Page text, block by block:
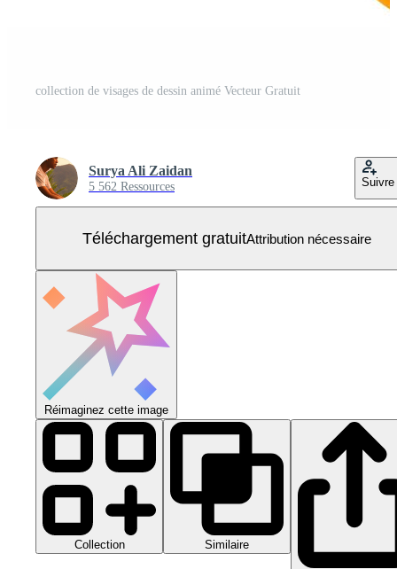
collection de visages de dessin animé Vecteur Gratuit
Surya Ali Zaidan
5 562 Ressources Suivre
Téléchargement gratuitAttribution nécessaire
Réimaginez cette image
Collection Similaire